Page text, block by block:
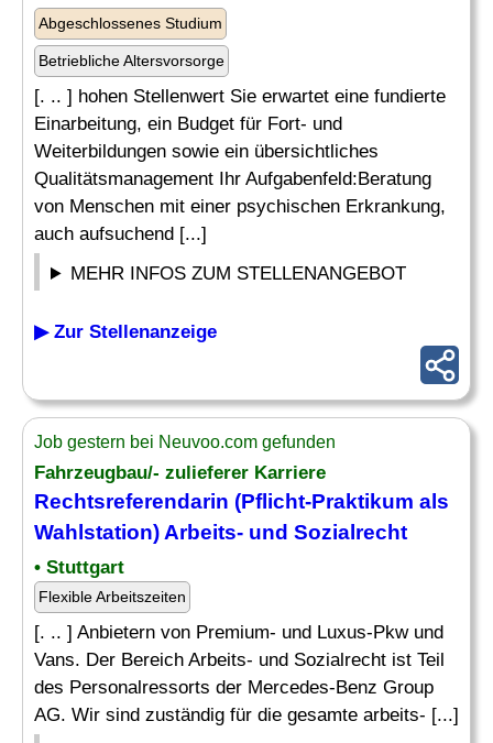
Abgeschlossenes Studium
Betriebliche Altersvorsorge
[. .. ] hohen Stellenwert Sie erwartet eine fundierte
Einarbeitung, ein Budget für Fort- und
Weiterbildungen sowie ein übersichtliches
Qualitätsmanagement Ihr Aufgabenfeld:Beratung
von Menschen mit einer psychischen Erkrankung,
auch aufsuchend [...]
MEHR INFOS ZUM STELLENANGEBOT
▶ Zur Stellenanzeige
Job gestern bei Neuvoo.com gefunden
Fahrzeugbau/- zulieferer Karriere
Rechtsreferendarin (Pflicht-Praktikum als
Wahlstation) Arbeits- und Sozialrecht
• Stuttgart
Flexible Arbeitszeiten
[. .. ] Anbietern von Premium- und Luxus-Pkw und
Vans. Der Bereich Arbeits- und Sozialrecht ist Teil
des Personalressorts der Mercedes-Benz Group
AG. Wir sind zuständig für die gesamte arbeits- [...]